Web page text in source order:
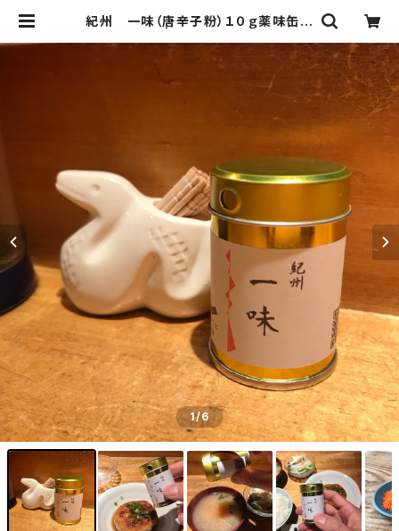
紀州 一味（唐辛子粉）１０ｇ薬味缶付
1/6